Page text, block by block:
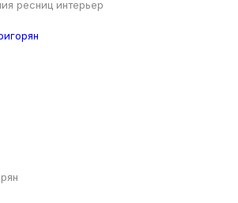
ресниц интерьер